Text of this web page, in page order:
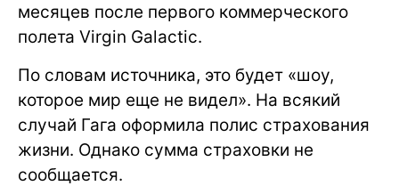
месяцев после первого коммерческого
полета Virgin Galactic.
По словам источника, это будет «шоу,
которое мир еще не видел». На всякий
случай Гага оформила полис страхования
жизни. Однако сумма страховки не
сообщается.